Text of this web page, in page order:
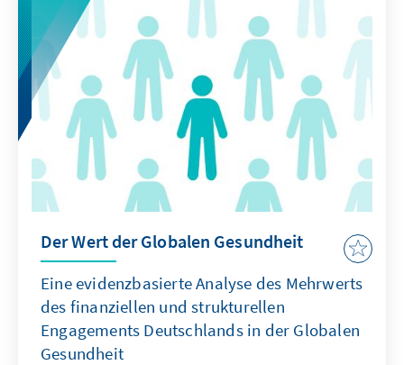
Der Wert der Globalen Gesundheit
Eine evidenzbasierte Analyse des Mehrwerts
des finanziellen und strukturellen
Engagements Deutschlands in der Globalen
Gesundheit